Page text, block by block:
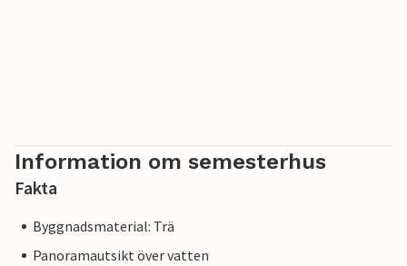
Information om semesterhus
Fakta
Byggnadsmaterial: Trä
Panoramautsikt över vatten